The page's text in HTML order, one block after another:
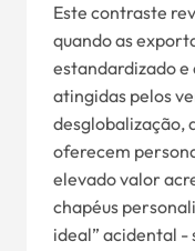
Este contraste
quando as
estandardizado e
atingidas pelos
desglobalização,
oferecem
elevado valor
chapéus
ideal” acidental -